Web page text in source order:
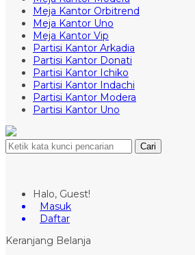
Meja Kantor Orbitrend
Meja Kantor Uno
Meja Kantor Vip
Partisi Kantor Arkadia
Partisi Kantor Donati
Partisi Kantor Ichiko
Partisi Kantor Indachi
Partisi Kantor Modera
Partisi Kantor Uno
Cari
Halo, Guest!
Masuk
Daftar
Keranjang Belanja